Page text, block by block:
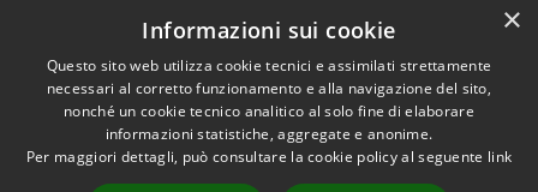
Dichiarazione di accessibilità
Accessibilità
Copyright © 2026 • Città di
Pomezia • Powered by
×
Informazioni sui cookie
Questo sito web utilizza cookie tecnici e assimilati strettamente
necessari al corretto funzionamento e alla navigazione del sito,
nonché un cookie tecnico analitico al solo fine di elaborare
informazioni statistiche, aggregate e anonime.
Per maggiori dettagli, può consultare la cookie policy al seguente link